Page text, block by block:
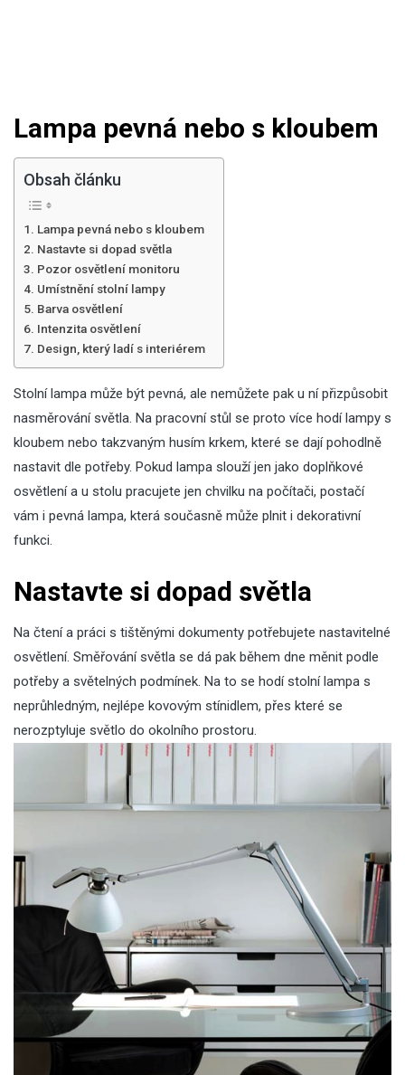
Lampa pevná nebo s kloubem
Obsah článku
Lampa pevná nebo s kloubem
Nastavte si dopad světla
Pozor osvětlení monitoru
Umístnění stolní lampy
Barva osvětlení
Intenzita osvětlení
Design, který ladí s interiérem
Stolní lampa může být pevná, ale nemůžete pak u ní přizpůsobit
nasměrování světla. Na pracovní stůl se proto více hodí lampy s
kloubem nebo takzvaným husím krkem, které se dají pohodlně
nastavit dle potřeby. Pokud lampa slouží jen jako doplňkové
osvětlení a u stolu pracujete jen chvilku na počítači, postačí
vám i pevná lampa, která současně může plnit i dekorativní
funkci.
Nastavte si dopad světla
Na čtení a práci s tištěnými dokumenty potřebujete nastavitelné
osvětlení. Směřování světla se dá pak během dne měnit podle
potřeby a světelných podmínek. Na to se hodístolní lampa s
neprůhledným, nejlépe kovovým stínidlem, přes které se
nerozptyluje světlo do okolního prostoru.